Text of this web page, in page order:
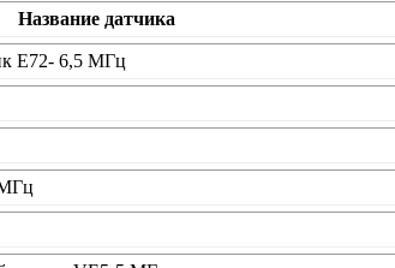
Название датчика
Е72- 6,5 МГц